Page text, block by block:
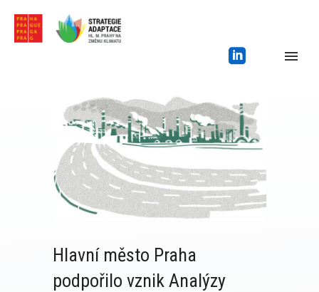
Hlavní město Praha
podpořilo vznik Analýzy